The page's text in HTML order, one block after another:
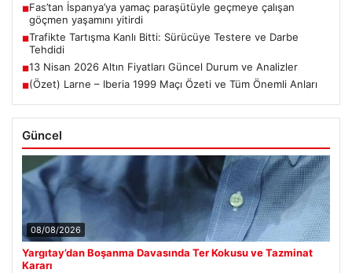
■Fas’tan İspanya’ya yamaç paraşütüyle geçmeye çalışan
göçmen yaşamını yitirdi
■Trafikte Tartışma Kanlı Bitti: Sürücüye Testere ve Darbe
Tehdidi
■13 Nisan 2026 Altın Fiyatları Güncel Durum ve Analizler
■(Özet) Larne – Iberia 1999 Maçı Özeti ve Tüm Önemli Anları
Güncel
08/08/2026
Yargıtay’dan Boşanma Davasında Ter Kokusu ve Tazminat
Kararı